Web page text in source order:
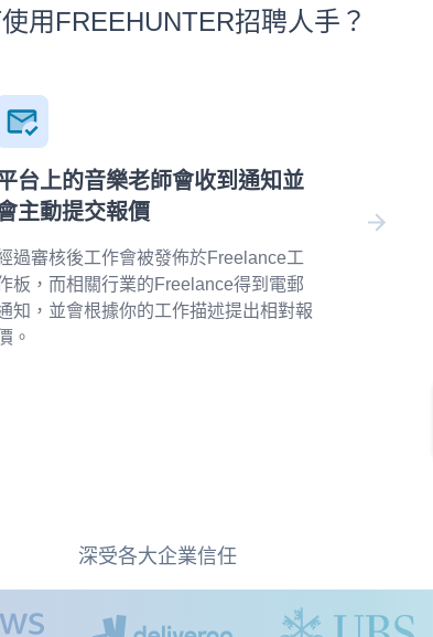
用FREEHUNTER招聘人手？
台上的音樂老師會收到通知並
主動提交報價
過審核後工作會被發佈於Freelance工
板，而相關行業的Freelance得到電郵
知，並會根據你的工作描述提出相對報
。
深受各大企業信任